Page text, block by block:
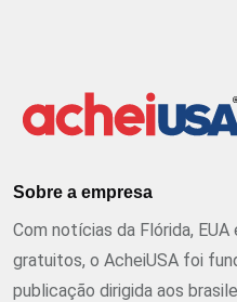
Sobre a empresa
Com notícias da Flórida,
gratuitos, o AcheiUSA foi
publicação dirigida aos